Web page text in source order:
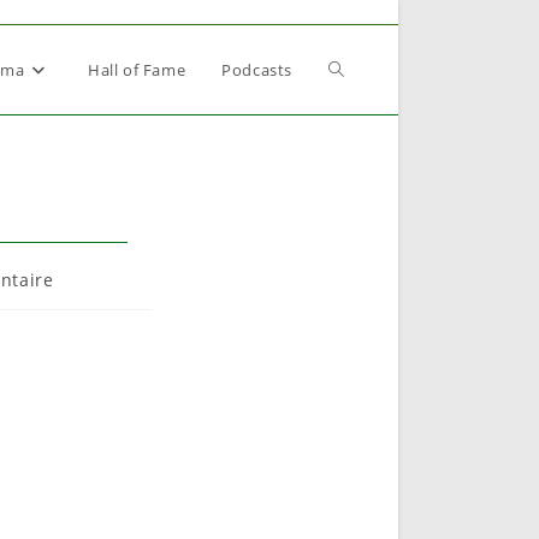
Hall of Fame Podcasts Toggle